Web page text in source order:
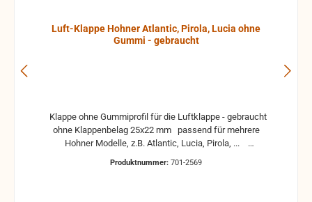
Luft-Klappe Hohner Atlantic, Pirola, Lucia ohne
Gummi - gebraucht
ohne Klappenbelag 25x22 mm passend für mehrere
Hohner Modelle, z.B. Atlantic, Lucia, Pirola, ...
Produktnummer: 701-2569